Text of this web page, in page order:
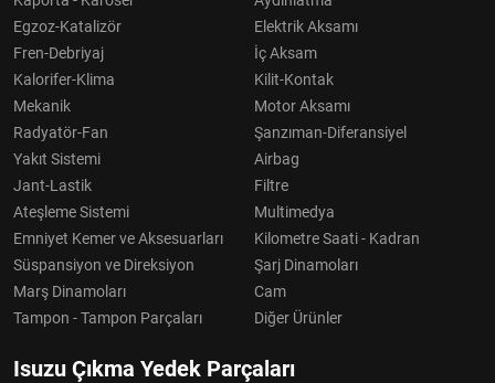
Egzoz-Katalizör
Elektrik Aksamı
Fren-Debriyaj
İç Aksam
Kalorifer-Klima
Kilit-Kontak
Mekanik
Motor Aksamı
Radyatör-Fan
Şanzıman-Diferansiyel
Yakıt Sistemi
Airbag
Jant-Lastik
Filtre
Ateşleme Sistemi
Multimedya
Emniyet Kemer ve Aksesuarları
Kilometre Saati - Kadran
Süspansiyon ve Direksiyon
Şarj Dinamoları
Marş Dinamoları
Cam
Tampon - Tampon Parçaları
Diğer Ürünler
Isuzu Çıkma Yedek Parçaları